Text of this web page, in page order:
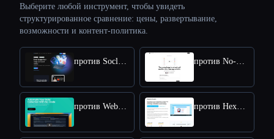
Выберите любой инструмент, чтобы увидеть
структурированное сравнение: цены, развертывание,
возможности и контент-политика.
против Socleads против No-Code Scraper
против WebscrapeAI против Hexowatch